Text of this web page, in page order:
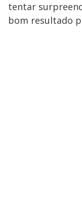
tentar
bom resultado